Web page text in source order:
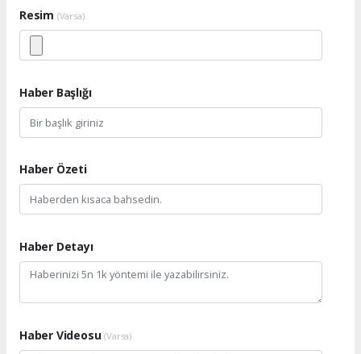
Resim (Varsa)
Haber Başlığı
Haber Özeti
Haber Detayı
Haber Videosu(Varsa)